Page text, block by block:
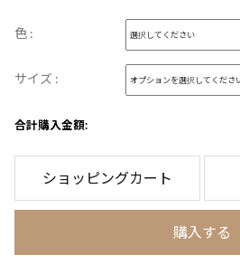
色 :
サイズ :
合計購入金額:
ショッピングカート
購入する